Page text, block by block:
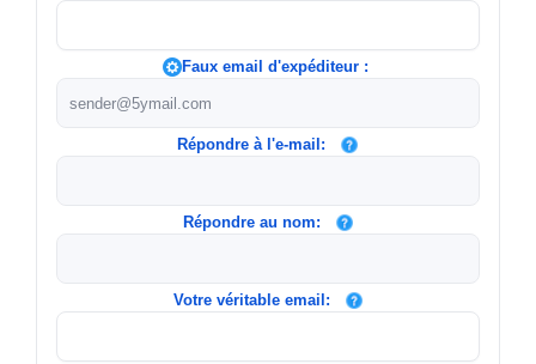
Faux email d'expéditeur :
Répondre à l'e-mail:
Répondre au nom:
Votre véritable email: